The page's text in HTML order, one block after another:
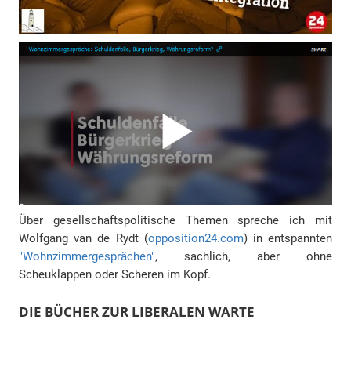
Über gesellschaftspolitische Themen spreche ich mit
Wolfgang van de Rydt (opposition24.com) in entspannten
"Wohnzimmergesprächen", sachlich, aber ohne
Scheuklappen oder Scheren im Kopf.
DIE BÜCHER ZUR LIBERALEN WARTE